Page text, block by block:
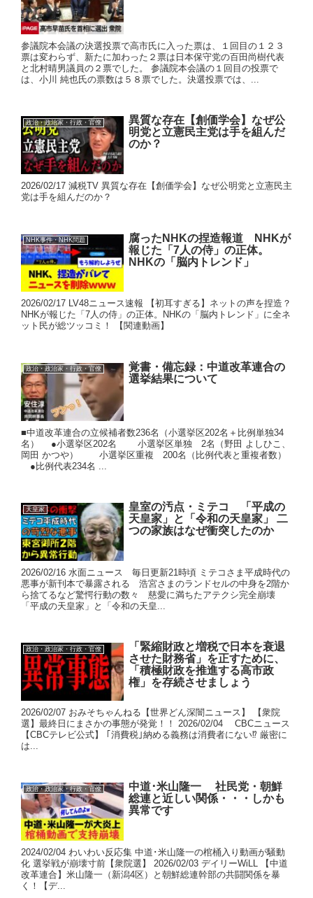
参議院本会議の決選投票で高市氏に入った票は、１回目の１２３
票は変わらず、新たに加わった２票は日本保守党の百田尚樹代表
と北村晴男議員の２票でした。 参議院本会議の１回目の投票で
は、小川 純也氏の票数は５８票でした。決選投票では、...
政治・政治家・行政・官僚
異質な存在【創価学会】なぜ公
明党と立憲民主党は手を組んだ
のか？
2026/02/17 減税TV 異質な存在【創価学会】なぜ公明党と立憲民主
党は手を組んだのか？
NHK事件・NHK問題
腐ったNHKの捏造報道 NHKが
報じた「7人の侍」の正体。
NHKの「脳内トレンド」
2026/02/17 LV48ニュース速報 【初耳すぎる】ネットの声を捏造？
NHKが報じた「7人の侍」の正体。NHKの「脳内トレンド」に全ネ
ット民が総ツッコミ！ 【関連動画】
政治・政治家・行政・官僚
覚書・備忘録：中道改革連合の
選挙結果について
■中道改革連合の立候補者数236名（小選挙区202名＋比例単独34
名） ●小選挙区202名 小選挙区単独 2名（野田 よしひこ、
岡田 かつや） 小選挙区重複 200名（比例代表と重複者数）
●比例代表234名 ...
天皇家
皇室の汚点・ミテコ 「平成の
天皇家」と「令和の天皇家」 二
つの家族はなぜ衝突したのか
2026/02/16 水面ニュース 毎日更新21時頃 ミテコさま平成時代の
悪事が新刊本で暴露される 浩宮さまのランドセルの中身を2階か
ら捨てるなど驚愕行動の数々 慈愛に満ちたアテクシ完全崩壊
「平成の天皇家」と「令和の天皇...
政治・政治家・行政・官僚
「緊縮財政と増税で日本を衰退
させた財務省」を正すために、
「積極財政を推進する高市政
権」を存続させましょう
2026/02/07 おみそちゃんねる【世界どん深闇ニュース】 【衆院
選】最終日にまさかの事態が発覚！！ 2026/02/04 CBCニュース
【CBCテレビ公式】 ｢消費税｣納める義務は消費者にない⁉ 厳密に
は...
政治・政治家・行政・官僚
中道･米山隆一 社民党・朝鮮
総連と近しい関係・・・しかも
異常です
2024/02/04 わいわい反応集 中道･米山隆一の棺桶入り動画が騒動
化 選挙戦が崩壊寸前【衆院選】 2026/02/03 デイリーWiLL 【中道
改革連合】米山隆一（新潟4区）と朝鮮総連幹部の共闘関係を暴
く！【デ...